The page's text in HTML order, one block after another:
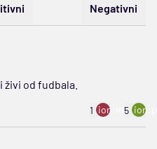
Negativni
od fudbala.
1 ion:minus
5